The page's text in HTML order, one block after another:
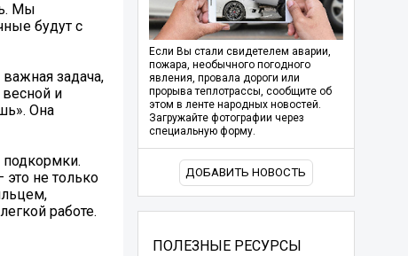
Мы
будут с
задача,
и
Она
подкормки.
не только
работе.
Если Вы стали свидетелем аварии,
пожара, необычного погодного
явления, провала дороги или
прорыва теплотрассы, сообщите об
этом в ленте народных новостей.
Загружайте фотографии через
специальную форму.
ДОБАВИТЬ НОВОСТЬ
ПОЛЕЗНЫЕ РЕСУРСЫ